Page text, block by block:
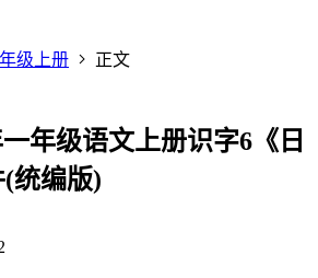
级上册
正文
年级语文上册识字6《日
统编版)